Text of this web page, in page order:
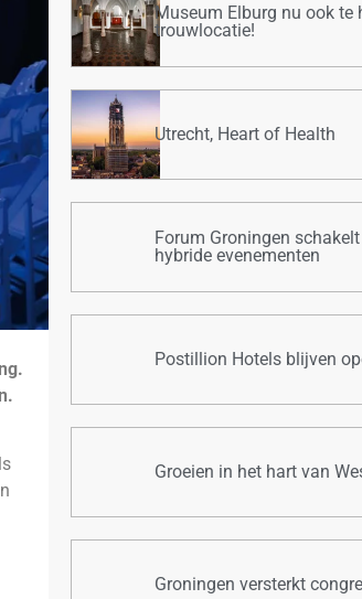
Museum Elburg nu ook te
trouwlocatie!
Utrecht, Heart of Health
Forum Groningen
hybride evenementen
Postillion Hotels blijven
Groeien in het hart van
Groningen versterkt